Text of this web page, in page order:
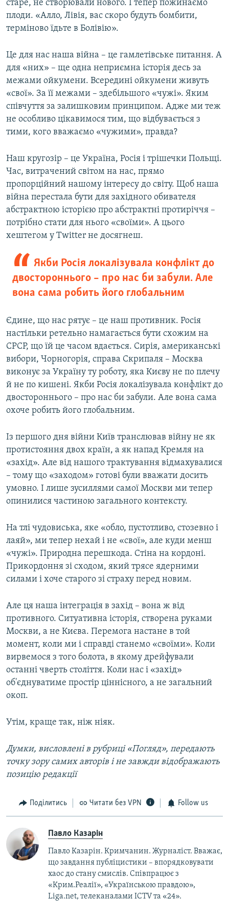
старе, не створювали нового. І тепер пожинаємо
плоди. «Алло, Лівія, вас скоро будуть бомбити,
терміново їдьте в Болівію».
Це для нас наша війна – це гамлетівське питання. А
для «них» – ще одна неприємна історія десь за
межами ойкумени. Всередині ойкумени живуть
«свої». За її межами – здебільшого «чужі». Яким
співчуття за залишковим принципом. Адже ми теж
не особливо цікавимося тим, що відбувається з
тими, кого вважаємо «чужими», правда?
Наш кругозір – це Україна, Росія і трішечки Польщі.
Час, витрачений світом на нас, прямо
пропорційний нашому інтересу до світу. Щоб наша
війна перестала бути для західного обивателя
абстрактною історією про абстрактні протиріччя –
потрібно стати для нього «своїми». А цього
хештегом у Twitter не досягнеш.
Якби Росія локалізувала конфлікт до
двостороннього – про нас би забули. Але
вона сама робить його глобальним
Єдине, що нас рятує – це наш противник. Росія
настільки ретельно намагається бути схожим на
СРСР, що їй це часом вдається. Сирія, американські
вибори, Чорногорія, справа Скрипаля – Москва
виконує за Україну ту роботу, яка Києву не по плечу
й не по кишені. Якби Росія локалізувала конфлікт до
двостороннього – про нас би забули. Але вона сама
охоче робить його глобальним.
Із першого дня війни Київ транслював війну не як
протистояння двох країн, а як напад Кремля на
«захід». Але від нашого трактування відмахувалися
– тому що «заходом» готові були вважати досить
умовно. І лише зусиллями самої Москви ми тепер
опинилися частиною загального контексту.
На тлі чудовиська, яке «обло, пустотливо, стозевно і
лаяй», ми тепер нехай і не «свої», але куди менш
«чужі». Природна перешкода. Стіна на кордоні.
Прикордоння зі сходом, який трясе ядерними
силами і хоче старого зі страху перед новим.
Але ця наша інтеграція в захід – вона ж від
противного. Ситуативна історія, створена руками
Москви, а не Києва. Перемога настане в той
момент, коли ми і справді станемо «своїми». Коли
вирвемося з того болота, в якому дрейфували
останні чверть століття. Коли нас і «захід»
об'єднуватиме простір ціннісного, а не загальний
окоп.
Утім, краще так, ніж ніяк.
Думки, висловлені в рубриці «Погляд», передають
точку зору самих авторів і не завжди відображають
позицію редакції
Поділитись Читати без VPN Follow us
Павло Казарін
Павло Казарін. Кримчанин. Журналіст. Вважає,
що завдання публіцистики – впорядковувати
хаос до стану смислів. Співпрацює з
«Крим.Реалії», «Українською правдою»,
Liga.net, телеканалами ICTV та «24».